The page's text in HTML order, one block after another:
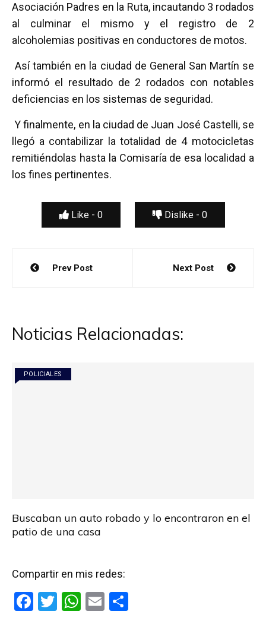
Asociación Padres en la Ruta, incautando 3 rodados
al culminar el mismo y el registro de 2
alcoholemias positivas en conductores de motos.
Así también en la ciudad de General San Martín se
informó el resultado de 2 rodados con notables
deficiencias en los sistemas de seguridad.
Y finalmente, en la ciudad de Juan José Castelli, se
llegó a contabilizar la totalidad de 4 motocicletas
remitiéndolas hasta la Comisaría de esa localidad a
los fines pertinentes.
Like - 0 Dislike - 0
Navegación
Prev Post Next Post
Noticias Relacionadas:
POLICIALES
Buscaban un auto robado y lo encontraron en el
patio de una casa
Compartir en mis redes:
F
T
W E